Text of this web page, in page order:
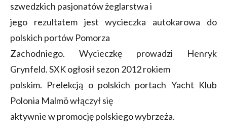
szwedzkich pasjonatów żeglarstwa i
jego rezultatem jest wycieczka autokarowa do
polskich portów Pomorza
Zachodniego. Wycieczkę prowadzi Henryk
Grynfeld. SXK ogłosił sezon 2012 rokiem
polskim. Prelekcją o polskich portach Yacht Klub
Polonia Malmö włączył się
aktywnie w promocję polskiego wybrzeża.